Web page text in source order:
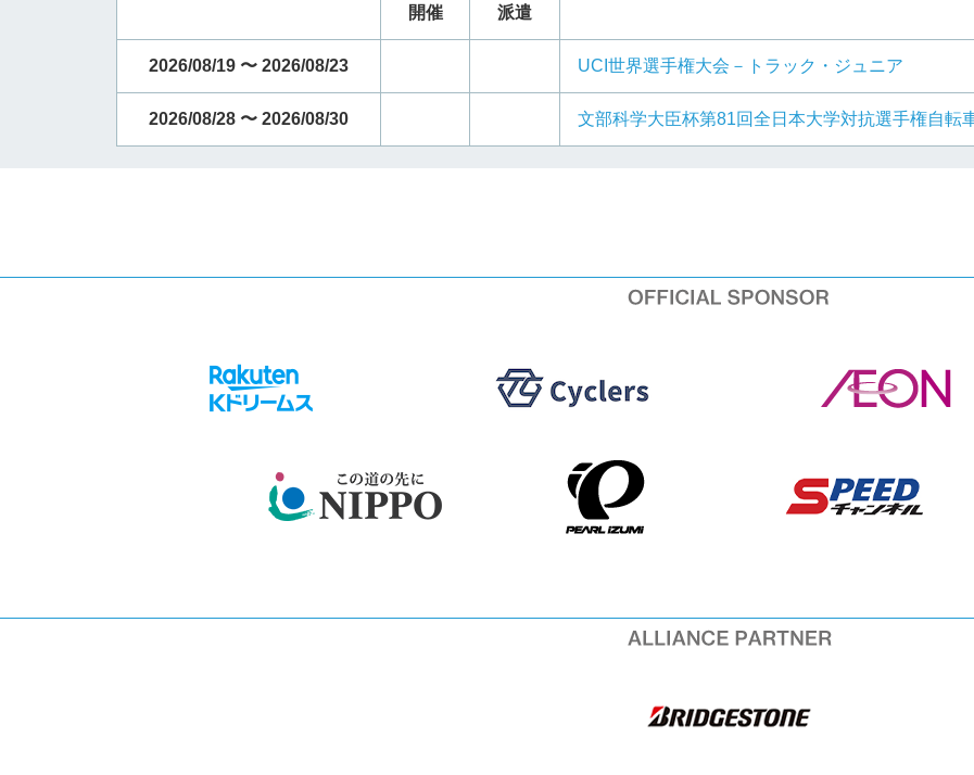
開催
派遣
2026/08/19 〜 2026/08/23 UCI世界選手権大会－トラック・ジュニア
2026/08/28 〜 2026/08/30 ⽂部科学⼤⾂杯第81回全⽇本⼤学対抗選⼿権⾃転